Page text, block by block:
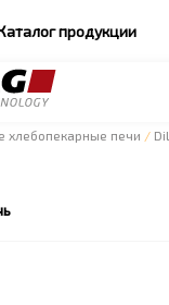
продукции
хлебопекарные печи /